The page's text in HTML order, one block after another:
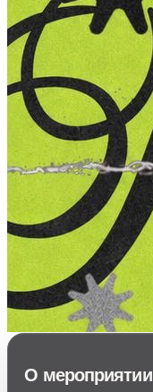
О мероприятии